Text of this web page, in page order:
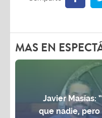
MAS EN
Javier Masías:
que nadie,